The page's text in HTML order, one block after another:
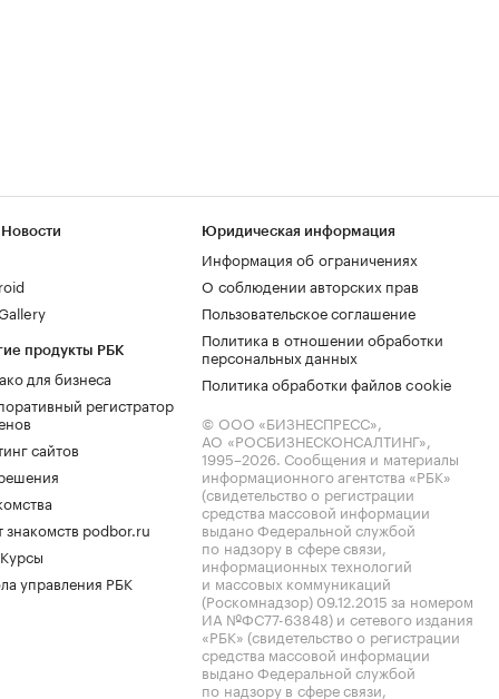
продукты РБК
для бизнеса
регистратор
сайтов
знакомств podbor.ru
управления РБК
Юридическая информация
Информация об ограничениях
О соблюдении авторских прав
Пользовательское соглашение
Политика в отношении обработки
персональных данных
Политика обработки файлов cookie
© ООО «БИЗНЕСПРЕСС»,
АО «РОСБИЗНЕСКОНСАЛТИНГ»,
1995–2026. Сообщения и материалы
информационного агентства «РБК»
(свидетельство о регистрации
средства массовой информации
выдано Федеральной службой
по надзору в сфере связи,
информационных технологий
и массовых коммуникаций
(Роскомнадзор) 09.12.2015 за номером
ИА №ФС77-63848) и сетевого издания
«РБК» (свидетельство о регистрации
средства массовой информации
выдано Федеральной службой
по надзору в сфере связи,